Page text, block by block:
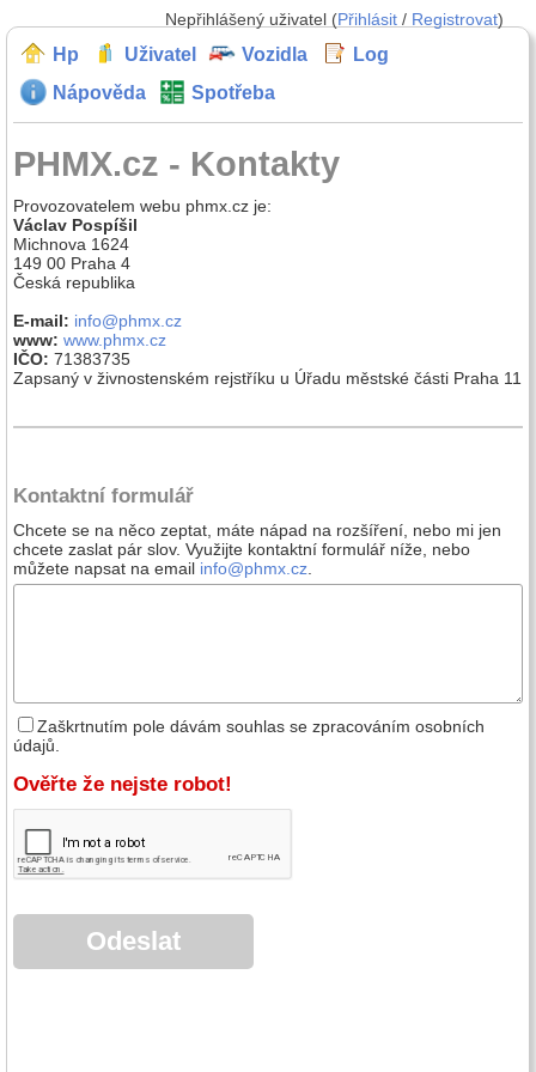
Nepřihlášený uživatel (Přihlásit / Registrovat)
Hp Uživatel Vozidla
Log
Nápověda
Spotřeba
PHMX.cz - Kontakty
Provozovatelem webu phmx.cz je:
Václav Pospíšil
Michnova 1624
149 00 Praha 4
Česká republika
E-mail: info@phmx.cz
www: www.phmx.cz
IČO: 71383735
Zapsaný v živnostenském rejstříku u Úřadu městské části Praha 11
Kontaktní formulář
Chcete se na něco zeptat, máte nápad na rozšíření, nebo mi jen
chcete zaslat pár slov. Využijte kontaktní formulář níže, nebo
můžete napsat na email info@phmx.cz
Zaškrtnutím pole dávám souhlas se zpracováním osobních
údajů.
Ověřte že nejste robot!